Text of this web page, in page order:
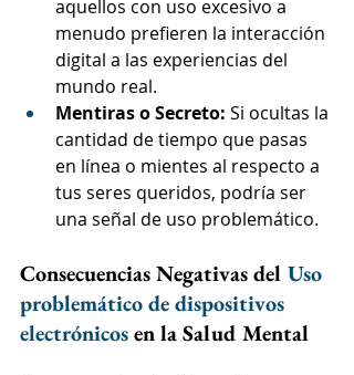
aquellos con uso excesivo a
menudo prefieren la interacción
digital a las experiencias del
mundo real.
Mentiras o Secreto: Si ocultas la
cantidad de tiempo que pasas
en línea o mientes al respecto a
tus seres queridos, podría ser
una señal de uso problemático.
Consecuencias Negativas del Uso
problemático de dispositivos
electrónicos en la Salud Mental